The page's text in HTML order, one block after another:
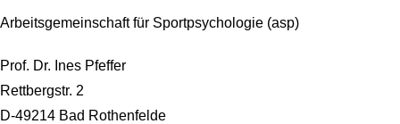
Arbeitsgemeinschaft für Sportpsychologie (asp)
Prof. Dr. Ines Pfeffer
Rettbergstr. 2
D-49214 Bad Rothenfelde